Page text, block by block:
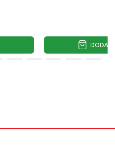
DODAJ